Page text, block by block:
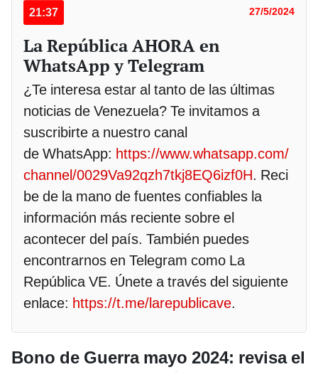
21:37 27/5/2024
La República AHORA en
WhatsApp y Telegram
¿Te interesa estar al tanto de las últimas
noticias de Venezuela? Te invitamos a
suscribirte a nuestro canal
de WhatsApp: https://www.whatsapp.com/
channel/0029Va92qzh7tkj8EQ6izf0H. Reci
be de la mano de fuentes confiables la
información más reciente sobre el
acontecer del país. También puedes
encontrarnos en Telegram como La
República VE. Únete a través del siguiente
enlace: https://t.me/larepublicave.
Bono de Guerra mayo 2024: revisa el